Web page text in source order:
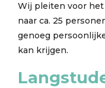
Wij pleiten voor
naar ca. 25
genoeg
kan krijgen.